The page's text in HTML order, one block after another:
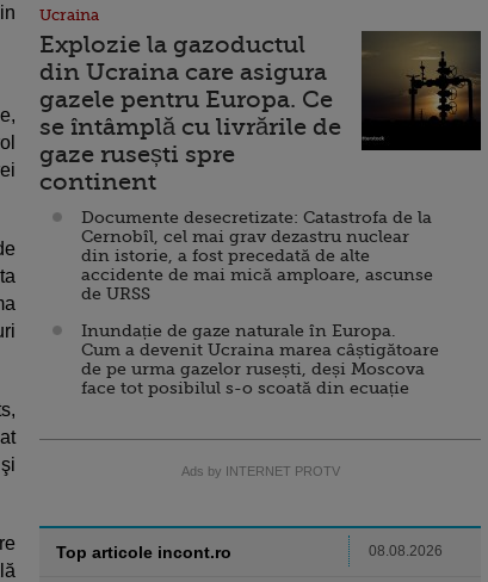
Ucraina
Explozie la gazoductul
din Ucraina care asigura
gazele pentru Europa. Ce
se întâmplă cu livrările de
gaze rusești spre
continent
Documente desecretizate: Catastrofa de la
Cernobîl, cel mai grav dezastru nuclear
din istorie, a fost precedată de alte
accidente de mai mică amploare, ascunse
de URSS
Inundație de gaze naturale în Europa.
Cum a devenit Ucraina marea câștigătoare
de pe urma gazelor rusești, deși Moscova
face tot posibilul s-o scoată din ecuație
Ads by INTERNET PROTV
Top articole incont.ro 08.08.2026